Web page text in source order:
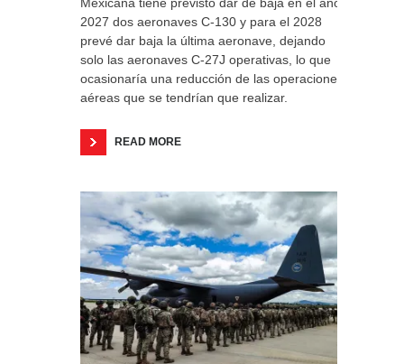
2027 dos aeronaves C-130 y para el 2028
prevé dar baja la última aeronave, dejando
solo las aeronaves C-27J operativas, lo que
ocasionaría una reducción de las operaciones
aéreas que se tendrían que realizar.
READ MORE